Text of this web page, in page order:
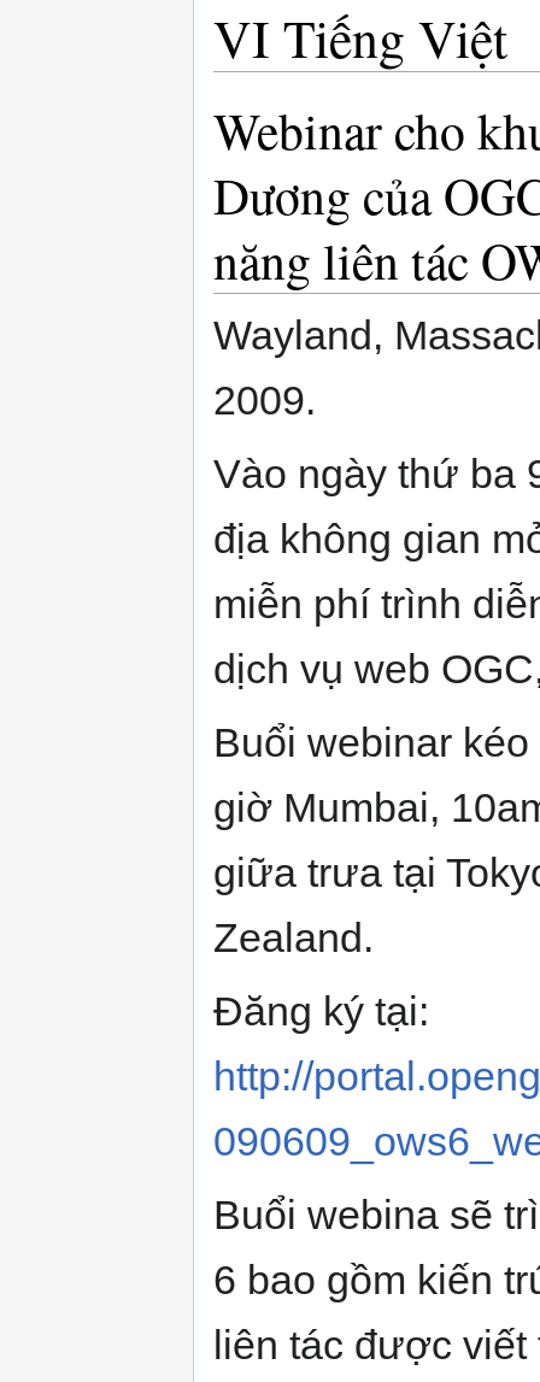
VI Tiếng Việt
Webinar cho
Dương của
năng liên tác
Wayland,
2009.
Vào ngày thứ ba
địa không gian
miễn phí trình
dịch vụ web
Buổi webinar
giờ Mumbai,
giữa trưa tại
Zealand.
Đăng ký tại:
http://
Buổi webina sẽ
6 bao gồm kiến
liên tác được